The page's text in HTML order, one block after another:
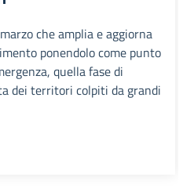
che amplia e aggiorna
ponendolo come punto
quella fase di
dei territori colpiti da grandi